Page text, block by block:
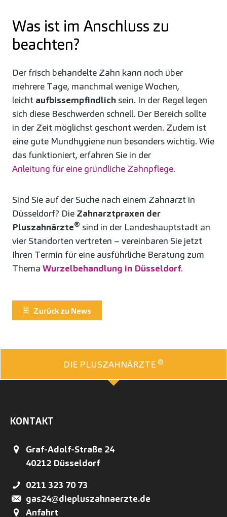
Was ist im Anschluss zu
beachten?
Der frisch behandelte Zahn kann noch über
mehrere Tage, manchmal wenige Wochen,
leicht aufbissempfindlich sein. In der Regel legen
sich diese Beschwerden schnell. Der Bereich sollte
in der Zeit möglichst geschont werden. Zudem ist
eine gute Mundhygiene nun besonders wichtig. Wie
das funktioniert, erfahren Sie in der
Anleitung für eine gründliche Zahnpflege.
Sind Sie auf der Suche nach einem Zahnarzt in
Düsseldorf? Die Zahnarztpraxen der
Pluszahnärzte® sind in der Landeshauptstadt an
vier Standorten vertreten – vereinbaren Sie jetzt
Ihren Termin für eine ausführliche Beratung zum
Thema Wurzelbehandlung in Düsseldorf.
Zurück zu News
DIE PLUSZAHNÄRZTE ®
KONTAKT
Graf-Adolf-Straße 24
40212 Düsseldorf
0211 323 70 73
gas24@diepluszahnaerzte.de
Anfahrt